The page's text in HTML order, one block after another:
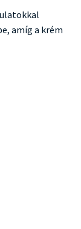
amíg a krém